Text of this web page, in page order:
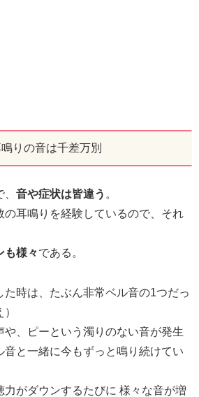
りの音は千差万別
音や症状は皆違う 。
の耳鳴りを経験しているので、それ
も様々である。
時は、たぶん非常ベル音の1つだっ
や、ピーという濁りのない音が発生
音と一緒に今もずっと鳴り続けてい
力がダウンするたびに 様々な音が増